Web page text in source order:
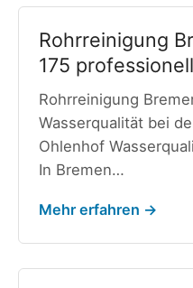
Rohrreinigung
175
Rohrreinigung
Wasserqualität bei
Ohlenhof
In Bremen…
Mehr erfahren →